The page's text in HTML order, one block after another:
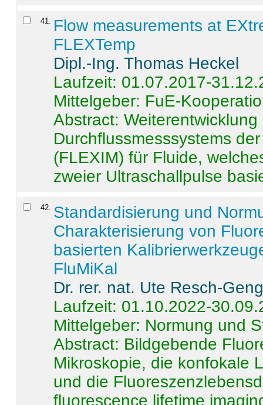
41. Flow measurements at
FLEXTemp
Dipl.-Ing. Thomas Heckel
Laufzeit: 01.07.2017-
Mittelgeber: FuE-
Abstract:
Durchflussmesssystems
(FLEXIM) für Fluide,
zweier Ultraschallpulse
42. Standardisierung und
Charakterisierung von
basierten
FluMiKal
Dr. rer. nat. Ute Resch-
Laufzeit: 01.10.2022-
Mittelgeber: Normung und
Abstract: Bildgebende
Mikroskopie, die konfokale
und die
fluorescence lifetime